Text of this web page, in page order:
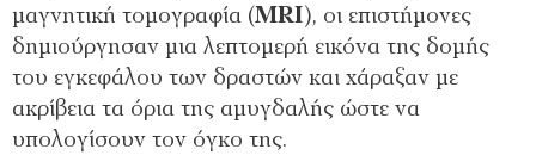
μαγνητική τομογραφία (MRI), οι επιστήμονες
δημιούργησαν μια λεπτομερή εικόνα της δομής
του εγκεφάλου των δραστών και χάραξαν με
ακρίβεια τα όρια της αμυγδαλής ώστε να
υπολογίσουν τον όγκο της.